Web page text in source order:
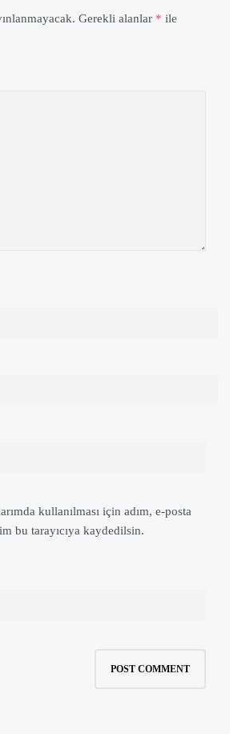
Gerekli alanlar * ile
kullanılması için adım, e-posta
bu tarayıcıya kaydedilsin.